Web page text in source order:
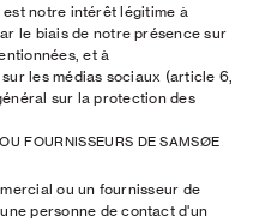
notre intérêt légitime à
le biais de notre présence sur
et à
les médias sociaux (article 6,
sur la protection des
FOURNISSEURS DE SAMSØE
ou un fournisseur de
personne de contact d'un